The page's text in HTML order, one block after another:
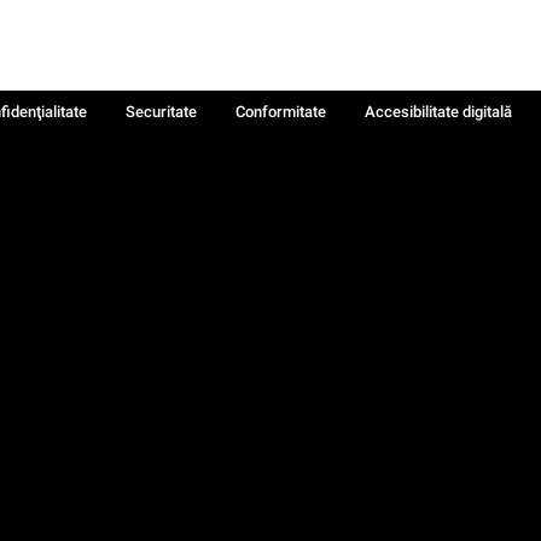
Securitate Conformitate
Accesibilitate digitală